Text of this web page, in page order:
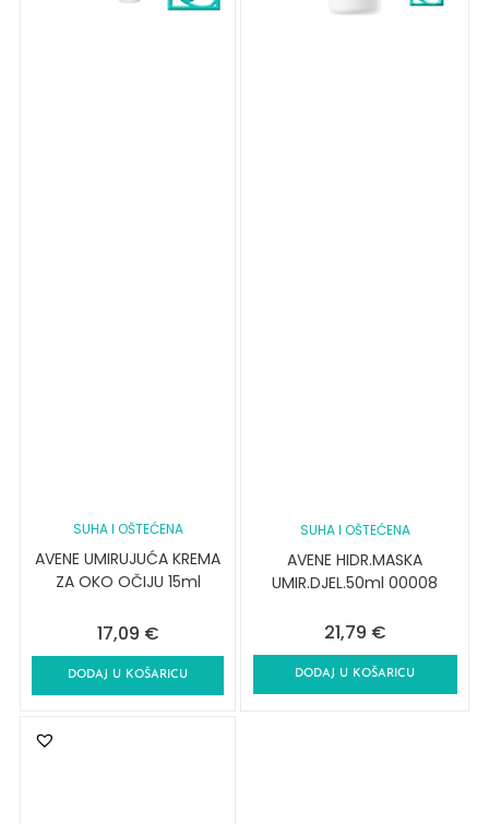
SUHA I OŠTEĆENA
AVENE UMIRUJUĆA KREMA
ZA OKO OČIJU 15ml
17,09 €
DODAJ U KOŠARICU
SUHA I OŠTEĆENA
AVENE HIDR.MASKA
UMIR.DJEL.50ml 00008
21,79 €
DODAJ U KOŠARICU